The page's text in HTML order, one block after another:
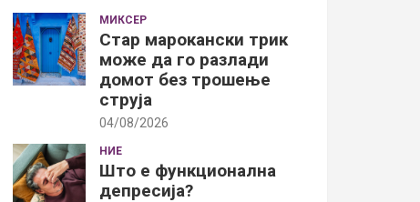
МИКСЕР
Стар марокански трик
може да го разлади
домот без трошење
струја
04/08/2026
НИЕ
Што е функционална
депресија?